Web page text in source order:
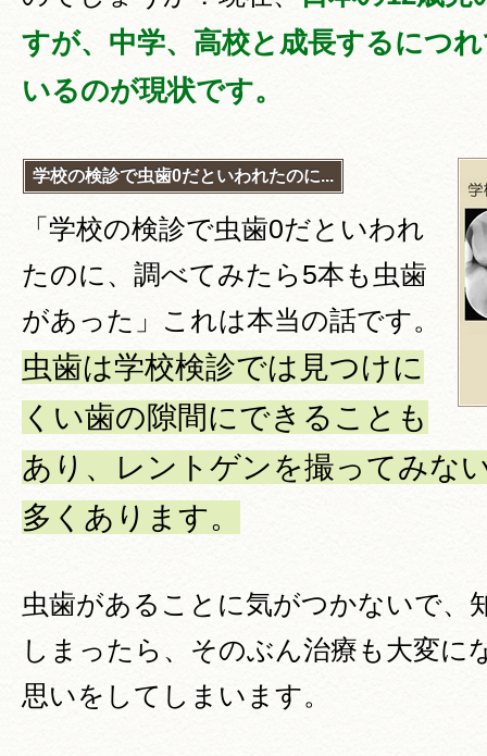
すが、中学、高校と成長するにつ
いるのが現状です。
学校の検診で虫歯0だといわれたのに...
「学校の検診で虫歯0だといわれ
たのに、調べてみたら5本も虫歯
があった」これは本当の話です。
虫歯は学校検診では見つけに
くい歯の隙間にできることも
あり、レントゲンを撮ってみな
多くあります。
虫歯があることに気がつかないで、
しまったら、そのぶん治療も大変に
思いをしてしまいます。